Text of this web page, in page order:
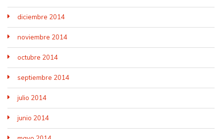
diciembre 2014
noviembre 2014
octubre 2014
septiembre 2014
julio 2014
junio 2014